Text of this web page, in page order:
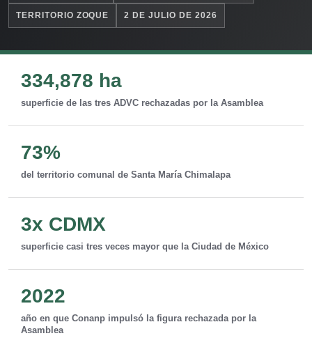
TERRITORIO ZOQUE 2 DE JULIO DE 2026
334,878 ha
superficie de las tres ADVC rechazadas por la Asamblea
73%
del territorio comunal de Santa María Chimalapa
3x CDMX
superficie casi tres veces mayor que la Ciudad de México
2022
año en que Conanp impulsó la figura rechazada por la
Asamblea